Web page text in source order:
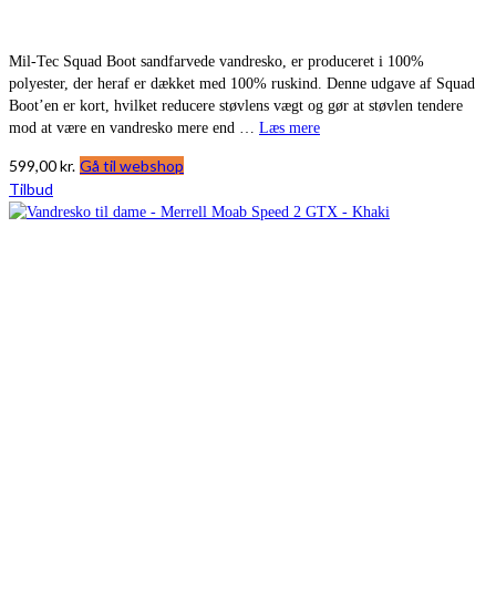
Mil-Tec Squad Boot sandfarvede vandresko, er produceret i 100%
polyester, der heraf er dækket med 100% ruskind. Denne udgave af Squad
Boot’en er kort, hvilket reducere støvlens vægt og gør at støvlen tendere
mod at være en vandresko mere end … Læs mere
599,00kr. Gå til webshop
Tilbud